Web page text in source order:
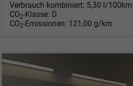
Verbrauch kombiniert: 5,30 l/100km
CO2-Klasse: D
CO2-Emissionen: 121,00 g/km